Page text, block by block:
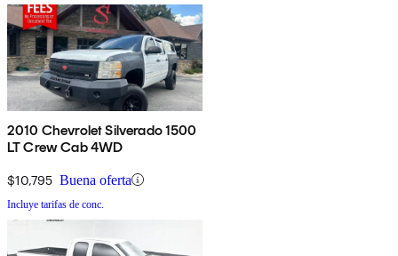
2010 Chevrolet Silverado 1500
LT Crew Cab 4WD
$10,795 Buena oferta
Incluye tarifas de conc.